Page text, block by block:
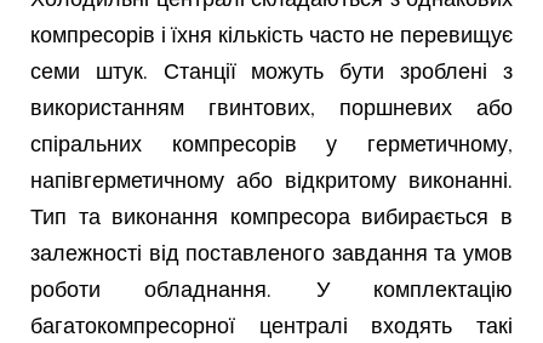
компресорів і їхня кількість часто не перевищує
семи штук. Станції можуть бути зроблені з
використанням гвинтових, поршневих або
спіральних компресорів у герметичному,
напівгерметичному або відкритому виконанні.
Тип та виконання компресора вибирається в
залежності від поставленого завдання та умов
роботи обладнання.
У комплектацію
багатокомпресорної централі входять такі